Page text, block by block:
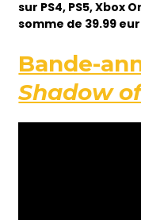
sur PS4, PS5, Xbox
somme de 39.99
Bande-
Shadow